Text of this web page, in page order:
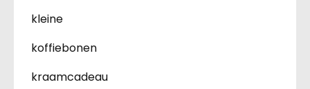
kleine
koffiebonen
kraamcadeau